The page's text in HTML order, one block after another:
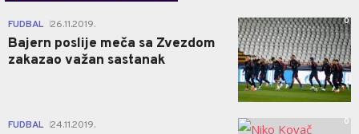
FUDBAL 26.11.2019.
Bajern poslije meča sa Zvezdom
zakazao važan sastanak
0
FUDBAL 24.11.2019. 0